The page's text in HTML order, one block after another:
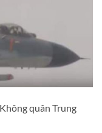
quân Trung